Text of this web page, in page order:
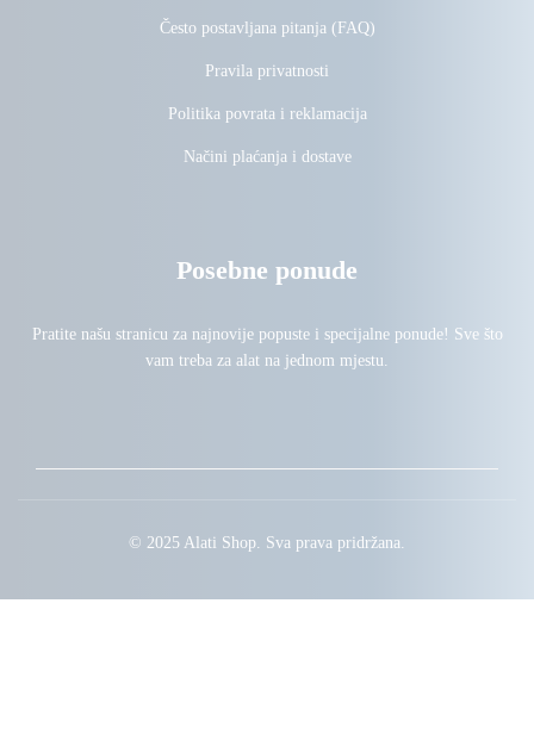
Često postavljana pitanja (FAQ)
Pravila privatnosti
Politika povrata i reklamacija
Načini plaćanja i dostave
Posebne ponude
Pratite našu stranicu za najnovije popuste i specijalne ponude! Sve što
vam treba za alat na jednom mjestu.
© 2025 Alati Shop. Sva prava pridržana.